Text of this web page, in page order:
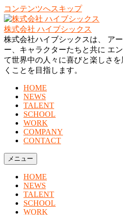
コンテンツへスキップ
株式会社 ハイブシックス
株式会社ハイブシックスは、 ア
ー、キャラクターたちと共に エ
て世界中の人々に喜びと楽しさ
くことを目指します。
HOME
NEWS
TALENT
SCHOOL
WORK
COMPANY
CONTACT
メニュー
HOME
NEWS
TALENT
SCHOOL
WORK